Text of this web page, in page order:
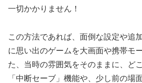
一切かかりません！
この方法であれば、面倒な設定や追
に思い出のゲームを大画面や携帯モ
た、当時の雰囲気をそのままに、ど
「中断セーブ」機能や、少し前の場